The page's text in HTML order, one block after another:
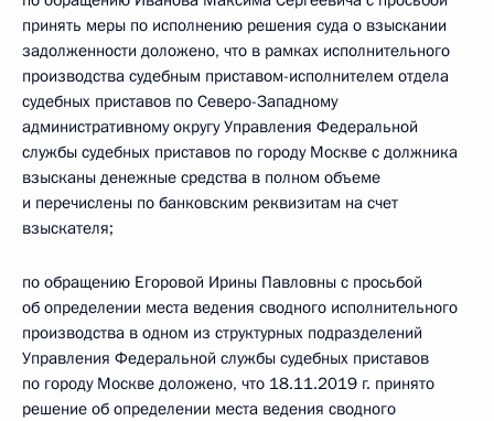
принять меры по исполнению решения суда о взыскании
задолженности доложено, что в рамках исполнительного
производства судебным приставом-исполнителем отдела
судебных приставов по Северо-Западному
административному округу Управления Федеральной
службы судебных приставов по городу Москве с должника
взысканы денежные средства в полном объеме
и перечислены по банковским реквизитам на счет
взыскателя;
по обращению Егоровой Ирины Павловны с просьбой
об определении места ведения сводного исполнительного
производства в одном из структурных подразделений
Управления Федеральной службы судебных приставов
по городу Москве доложено, что 18.11.2019 г. принято
решение об определении места ведения сводного